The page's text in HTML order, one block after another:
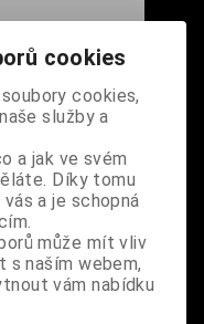
cookies
cookies,
služby a
a jak ve svém
Díky tomu
a je schopná
může mít vliv
s naším webem,
vám nabídku